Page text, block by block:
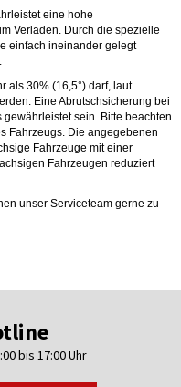
eine hohe
Verladen. Durch die spezielle
einfach ineinander gelegt
als 30% (16,5°) darf, laut
Eine Abrutschsicherung bei
sein. Bitte beachten
Fahrzeugs. Die angegebenen
Fahrzeuge mit einer
Fahrzeugen reduziert
unser Serviceteam gerne zu
bis 17:00 Uhr